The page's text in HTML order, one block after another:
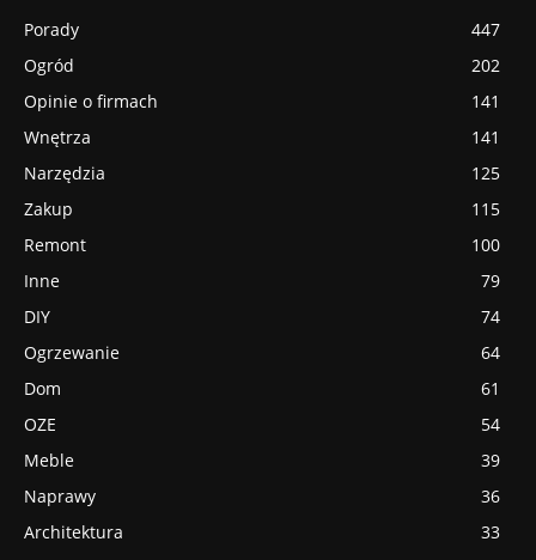
Porady
447
Ogród
202
Opinie o firmach
141
Wnętrza
141
Narzędzia
125
Zakup
115
Remont
100
Inne
79
DIY
74
Ogrzewanie
64
Dom
61
OZE
54
Meble
39
Naprawy
36
Architektura
33